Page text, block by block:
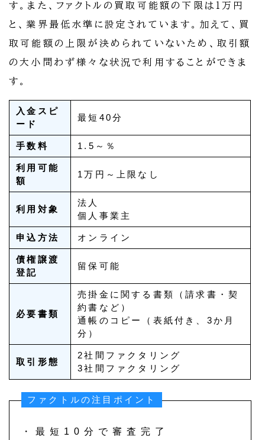
す。また、ファクトルの買取可能額の下限は1万円
と、業界最低水準に設定されています。加えて、買
取可能額の上限が決められていないため、取引額
の大小問わず様々な状況で利用することができま
す。
入金スピ
ード
最短40分
手数料 1.5～％
利用可能
額
1万円～上限なし
利用対象
法人
個人事業主
申込方法 オンライン
債権譲渡
登記
留保可能
必要書類
売掛金に関する書類（請求書・契
約書など）
通帳のコピー（表紙付き、3か月
分）
取引形態
2社間ファクタリング
3社間ファクタリング
ファクトルの注目ポイント
・最短10分で審査完了